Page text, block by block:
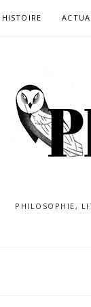
HISTOIRE
PHILOSOPHIE,